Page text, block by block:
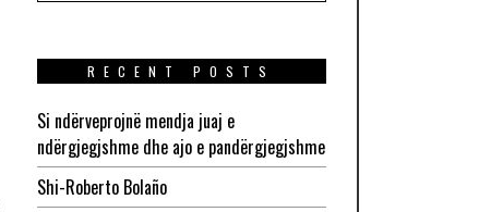
RECENT POSTS
Si ndërveprojnë mendja juaj e
ndërgjegjshme dhe ajo e pandërgjegjshme
Shi-Roberto Bolaño